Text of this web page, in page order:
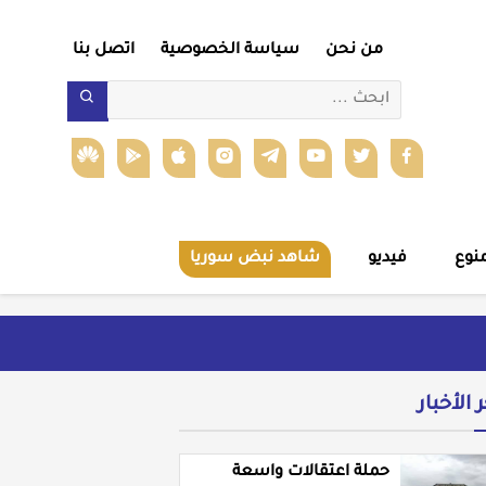
من نحن سياسة الخصوصية اتصل بنا
فيديو شاهد نبض سوريا
الأخبار
حملة اعتقالات واسعة